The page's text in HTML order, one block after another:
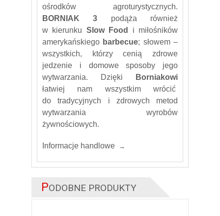
ośrodków agroturystycznych.
BORNIAK 3 podąża również
w kierunku Slow Food i miłośników
amerykańskiego barbecue; słowem –
wszystkich, którzy cenią zdrowe
jedzenie i domowe sposoby jego
wytwarzania. Dzięki
Borniakowi
łatwiej nam wszystkim wrócić
do tradycyjnych i zdrowych metod
wytwarzania wyrobów
żywnościowych.
Informacje handlowe
PODOBNE PRODUKTY